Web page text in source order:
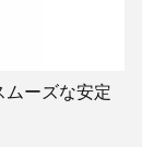
ムーズな安定